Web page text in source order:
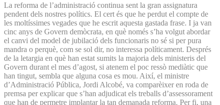
La reforma de l’administració continua sent la gran assignatura
pendent dels nostres polítics. El cert és que he perdut el compte de
les moltíssimes vegades que he escrit aquesta gastada frase. I ja van
cinc anys de Govern demòcrata, en què només s’ha volgut abordar
el canvi del model de jubilació dels funcionaris no sé si per pura
mandra o perquè, com se sol dir, no interessa políticament. Després
de la letargia en què han estat sumits la majoria dels ministeris del
Govern durant el mes d’agost, si atenem el poc ressò mediàtic que
han tingut, sembla que alguna cosa es mou. Així, el ministre
d’Administració Pública, Jordi Alcobé, va comparèixer en roda de
premsa per explicar que s’han adjudicat els treballs d’assessorament
que han de permetre implantar la tan demanada reforma. Per fi, una